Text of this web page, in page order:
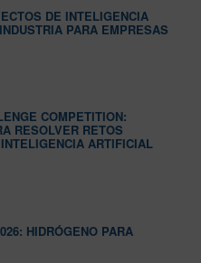
DE INTELIGENCIA
PARA EMPRESAS
COMPETITION:
RESOLVER RETOS
ARTIFICIAL
HIDRÓGENO PARA